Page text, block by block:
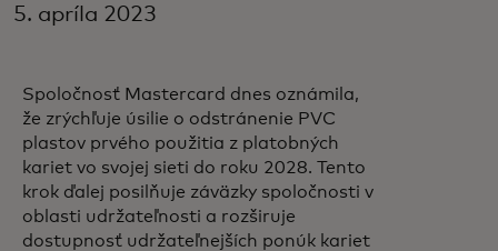
5. apríla 2023
Spoločnosť Mastercard dnes oznámila,
že zrýchľuje úsilie o odstránenie PVC
plastov prvého použitia z platobných
kariet vo svojej sieti do roku 2028. Tento
krok ďalej posilňuje záväzky spoločnosti v
oblasti udržateľnosti a rozširuje
dostupnosť udržateľnejších ponúk kariet